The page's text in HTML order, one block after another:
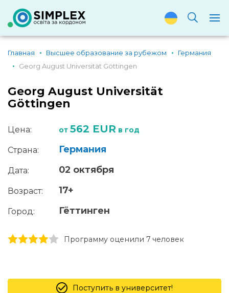
Главная Высшее образование за рубежом
Германия
Georg August Universität Göttingen
Georg August Universität
Göttingen
Цена: от 562 EUR в год
Страна: Германия
Дата: 02 октября
Возраст: 17+
Город: Гёттинген
5 stars
4 stars
3 stars
2 stars
1 stars Программу оценили 7 человек
Поступить в университет!